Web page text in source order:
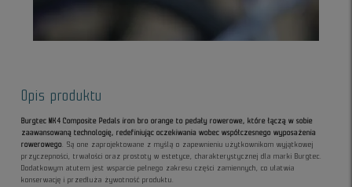
Opis produktu
Burgtec MK4 Composite Pedals iron bro orange to pedały rowerowe, które łączą w sobie
zaawansowaną technologię, redefiniując oczekiwania wobec współczesnego wyposażenia
rowerowego
. Są one zaprojektowane z myślą o zapewnieniu użytkownikom wyjątkowej
przyczepności, trwałości oraz prostoty w estetyce, charakterystycznej dla marki Burgtec.
Dodatkowym atutem jest wsparcie pełnego zakresu części zamiennych, co ułatwia
konserwację i przedłuża żywotność produktu.